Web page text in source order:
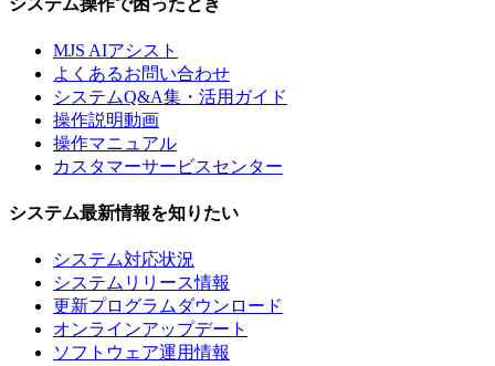
MJS AIアシスト
よくあるお問い合わせ
システムQ&A集・活用ガイド
操作説明動画
操作マニュアル
カスタマーサービスセンター
システム最新情報を知りたい
システム対応状況
システムリリース情報
更新プログラムダウンロード
オンラインアップデート
ソフトウェア運用情報